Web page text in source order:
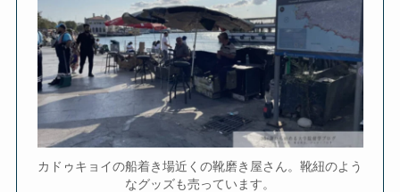
カドゥキョイの船着き場近くの靴磨き屋さん。靴紐のよう
なグッズも売っています。